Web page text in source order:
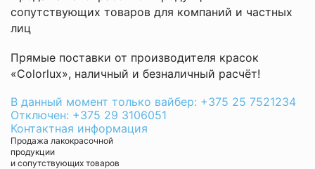
сопутствующих товаров для компаний и частных
лиц
Прямые поставки от производителя красок
«Colorlux», наличный и безналичный расчёт!
В данный момент только вайбер: +375 25 7521234
Отключен: +375 29 3106051
Контактная информация
Продажа лакокрасочной
продукции
и сопутствующих товаров